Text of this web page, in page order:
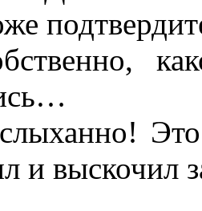
и выскочил